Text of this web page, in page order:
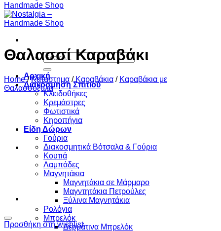
Search
for:
Αρχική
Διακόσμηση Σπιτιού
Κλειδοθήκες
Κρεμάστρες
Φωτιστικά
Κηροπήγια
Είδη Δώρων
Γούρια
Διακοσμητικά Βότσαλα & Γούρια
Κουτιά
Λαμπάδες
Μαγνητάκια
Μαγνητάκια σε Μάρμαρο
Μαγντητάκια Πετρούλες
Ξύλινα Μαγνητάκια
Ρολόγια
Μπρελόκ
Δερμάτινα Μπρελόκ
Θαλασσί Καραβάκι
Home / Κατάστημα / Καραβάκια / Καραβάκια με
Θαλασσόξυλα
Προσθήκη στη wishlist